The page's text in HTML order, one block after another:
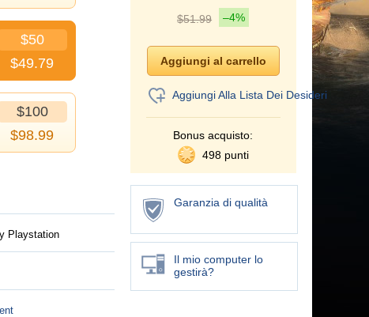
$50
$49.79
$100
$98.99
Playstation
$51.99 –4%
Aggiungi Alla Lista Dei Desideri
Bonus acquisto:
498 punti
Garanzia di qualità
Il mio computer lo
gestirà?